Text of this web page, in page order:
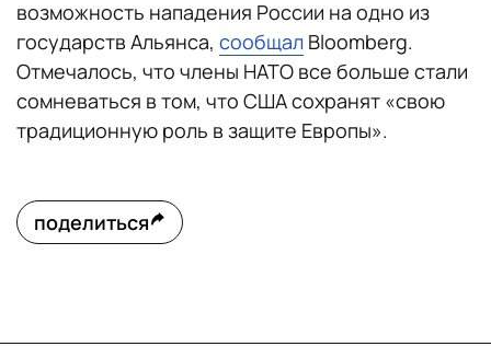
возможность нападения России на одно из
государств Альянса, сообщал Bloomberg.
Отмечалось, что члены НАТО все больше стали
сомневаться в том, что США сохранят «свою
традиционную роль в защите Европы».
поделиться